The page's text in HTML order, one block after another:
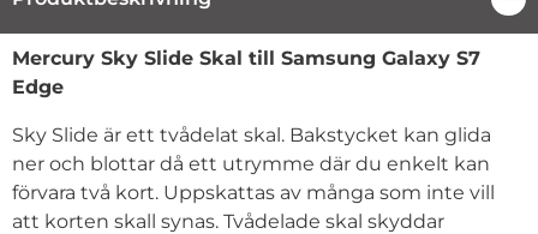
Produktbeskrivning
Mercury Sky Slide Skal till Samsung Galaxy S7
Edge
Sky Slide är ett tvådelat skal. Bakstycket kan glida
ner och blottar då ett utrymme där du enkelt kan
förvara två kort. Uppskattas av många som inte vill
att korten skall synas. Tvådelade skal skyddar